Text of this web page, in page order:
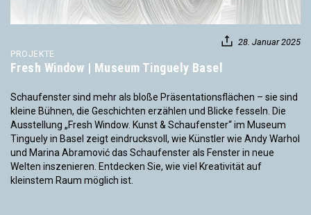
28. Januar 2025
PROJEKTE
Fresh Window | Museum Tinguely Basel
Schaufenster sind mehr als bloße Präsentationsflächen – sie sind
kleine Bühnen, die Geschichten erzählen und Blicke fesseln. Die
Ausstellung „Fresh Window. Kunst & Schaufenster“ im Museum
Tinguely in Basel zeigt eindrucksvoll, wie Künstler wie Andy Warhol
und Marina Abramović das Schaufenster als Fenster in neue
Welten inszenieren. Entdecken Sie, wie viel Kreativität auf
kleinstem Raum möglich ist.